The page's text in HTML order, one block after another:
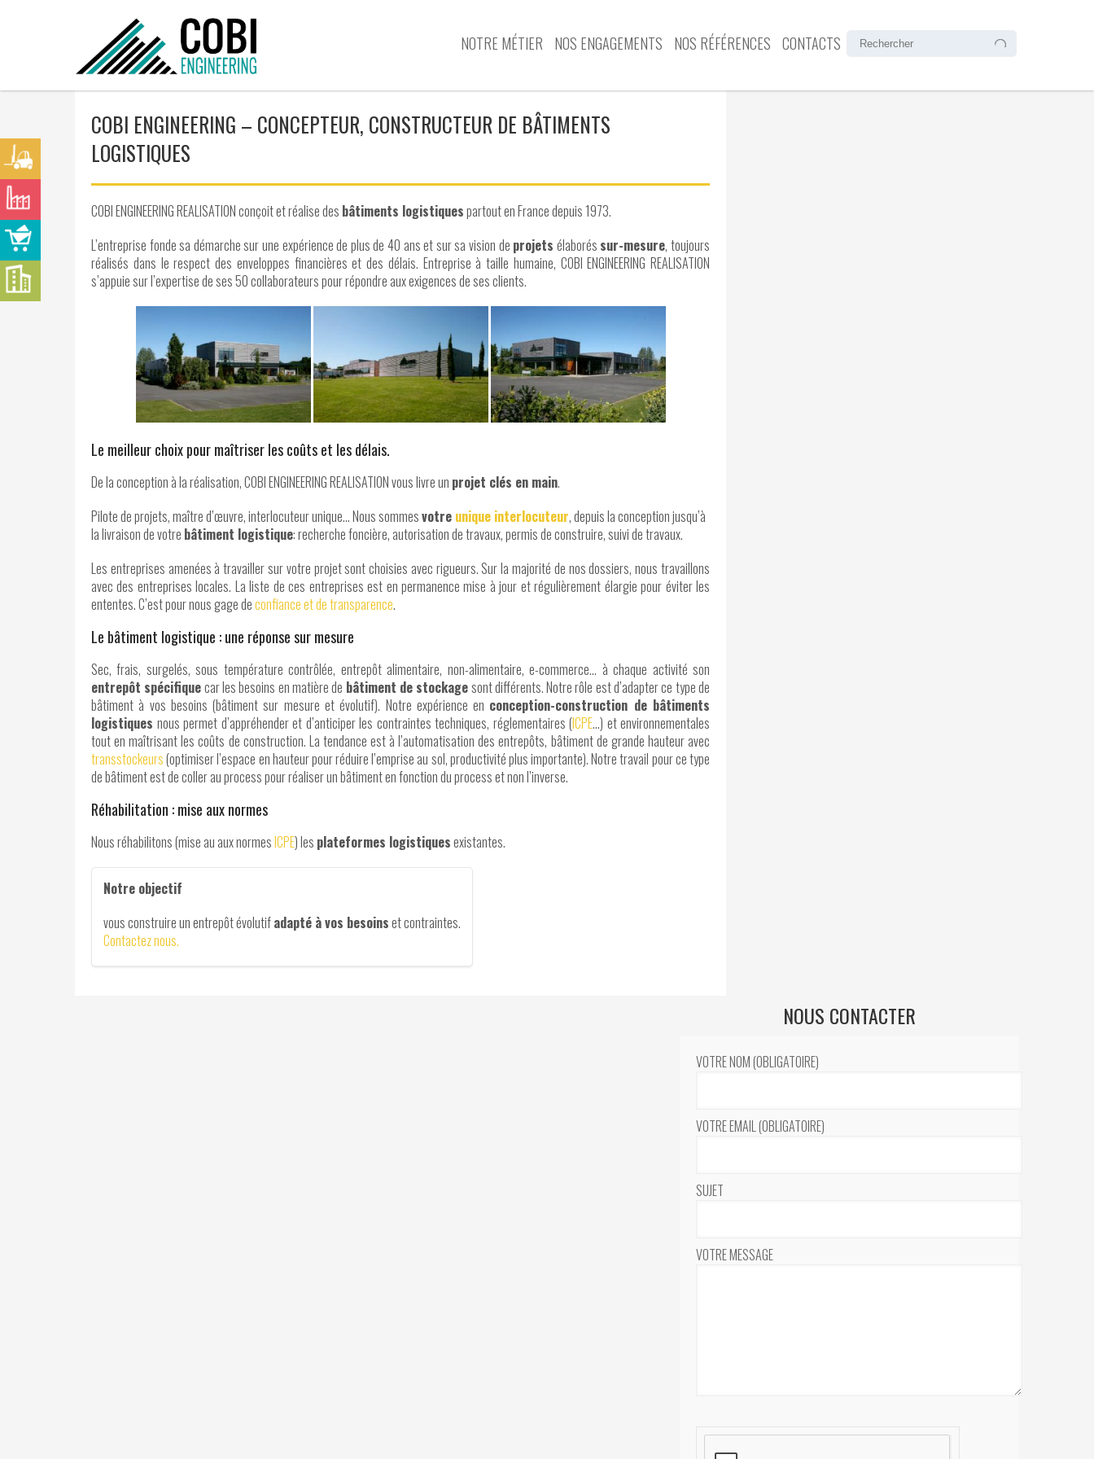
NOTRE MÉTIER NOS ENGAGEMENTS NOS RÉFÉRENCES CONTACTS
COBI ENGINEERING – CONCEPTEUR, CONSTRUCTEUR DE BÂTIMENTS
LOGISTIQUES
COBI ENGINEERING REALISATION conçoit et réalise des bâtiments logistiquespartout en France depuis 1973.
L’entreprise fonde sa démarche sur une expérience de plus de 40 ans et sur sa vision de projets élaborés sur-mesure, toujours
réalisés dans le respect des enveloppes financières et des délais. Entreprise à taille humaine, COBI ENGINEERING REALISATION
s’appuie sur l’expertise de ses 50 collaborateurs pour répondre aux exigences de ses clients.
Le meilleur choix pour maîtriser les coûts et les délais.
De la conception à la réalisation, COBI ENGINEERING REALISATION vous livre un projet clés en main.
Pilote de projets, maître d’œuvre, interlocuteur unique… Nous sommesvotre unique interlocuteur, depuis la conception jusqu’à
la livraison de votre bâtiment logistique: recherche foncière, autorisation de travaux, permis de construire, suivi de travaux.
Les entreprises amenées à travailler sur votre projet sont choisies avec rigueurs. Sur la majorité de nos dossiers, nous travaillons
avec des entreprises locales. La liste de ces entreprises est en permanence mise à jour et régulièrement élargie pour éviter les
ententes. C’est pour nous gage deconfiance et de transparence.
Le bâtiment logistique : une réponse sur mesure
Sec, frais, surgelés, sous température contrôlée, entrepôt alimentaire, non-alimentaire, e-commerce… à chaque activité son
entrepôt spécifiquecar les besoins en matière de bâtiment de stockagesont différents. Notre rôle est d’adapter ce type de
bâtiment à vos besoins (bâtiment sur mesure et évolutif). Notre expérience en conception-construction de bâtiments
logistiques nous permet d’appréhender et d’anticiper les contraintes techniques, réglementaires (ICPE…) et environnementales
tout en maîtrisant les coûts de construction. La tendance est à l’automatisation des entrepôts, bâtiment de grande hauteur avec
transstockeurs(optimiser l’espace en hauteur pour réduire l’emprise au sol, productivité plus importante). Notre travail pour ce type
de bâtiment est de coller au process pour réaliser un bâtiment en fonction du process et non l’inverse.
Réhabilitation : mise aux normes
Nous réhabilitons (mise au aux normesICPE) les plateformes logistiquesexistantes.
Notre objectif
vous construire un entrepôt évolutifadapté à vos besoinset contraintes.
Contactez nous.
NOUS CONTACTER
VOTRE NOM (OBLIGATOIRE)
VOTRE EMAIL (OBLIGATOIRE)
SUJET
VOTRE MESSAGE